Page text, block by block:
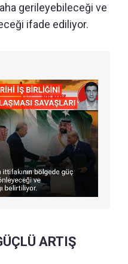
gerileyebileceği ve
ifade ediliyor.
ARTIŞ